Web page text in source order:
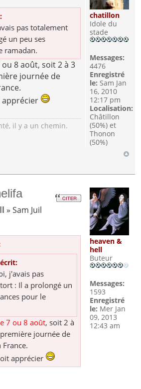
pas totalement
un peu ses
ramadan.
8 août, soit 2 à 3
journée de
il y a un chemin.
chatillon
Idole du
stade
Messages:
4476
Enregistré
le: Sam Jan
16, 2010
12:17 pm
Localisation:
Châtillon
(50%) et
Thonon
(50%)
» Sam Juil
j'avais pas
: Il a prolongé un
pour le
7 ou 8 août, soit 2 à
journée de
apprécier
heaven &
hell
Buteur
Messages:
1593
Enregistré
le: Mer Jan
09, 2013
12:43 am